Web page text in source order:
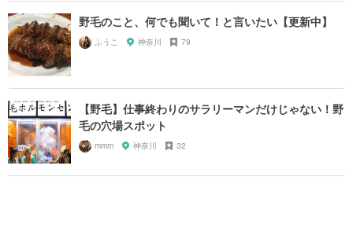
野毛のこと、何でも聞いて！と言いたい【更新中】
ふうこ 神奈川 79
【野毛】仕事終わりのサラリーマンだけじゃない！野
毛の穴場スポット
mmm 神奈川 32